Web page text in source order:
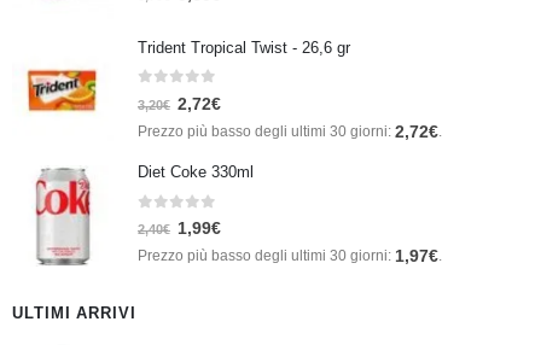
Trident Tropical Twist - 26,6 gr
Su 5
3,20€ 2,72€
Prezzo più basso degli ultimi 30 giorni: 2,72€
Diet Coke 330ml
Su 5
2,40€ 1,99€
Prezzo più basso degli ultimi 30 giorni: 1,97€.
ULTIMI ARRIVI